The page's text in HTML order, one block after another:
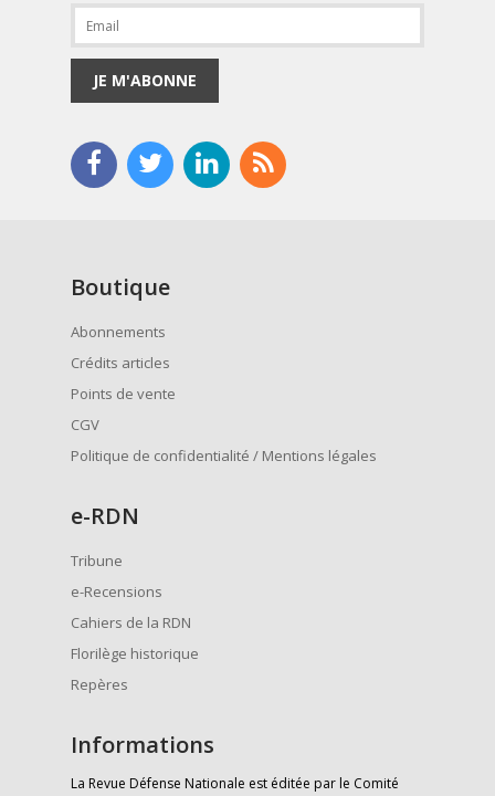
JE M'ABONNE
Boutique
Abonnements
Crédits articles
Points de vente
CGV
Politique de confidentialité / Mentions légales
e-RDN
Tribune
e-Recensions
Cahiers de la RDN
Florilège historique
Repères
Informations
La Revue Défense Nationale est éditée par le Comité